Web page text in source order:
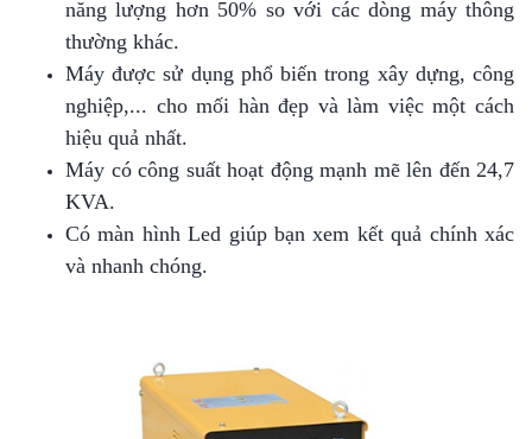
năng lượng hơn 50% so với các dòng máy thông
thường khác.
Máy được sử dụng phổ biến trong xây dựng, công
nghiệp,... cho mối hàn đẹp và làm việc một cách
hiệu quả nhất.
Máy có công suất hoạt động mạnh mẽ lên đến 24,7
KVA.
Có màn hình Led giúp bạn xem kết quả chính xác
và nhanh chóng.